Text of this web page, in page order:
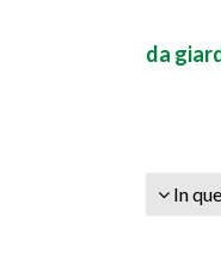
da
In